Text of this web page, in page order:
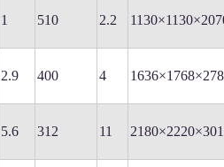
1 510 2.2
2.9 400 4
5.6 312 11